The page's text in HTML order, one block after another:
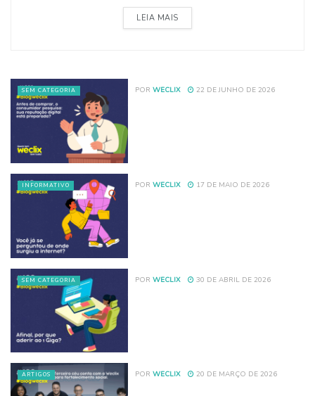
LEIA MAIS
SEM CATEGORIA POR WECLIX 22 DE JUNHO DE 2026
INFORMATIVO POR WECLIX 17 DE MAIO DE 2026
SEM CATEGORIA POR WECLIX 30 DE ABRIL DE 2026
ARTIGOS POR WECLIX 20 DE MARÇO DE 2026